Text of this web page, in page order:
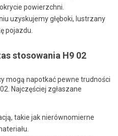
powierzchni.
uzyskujemy głęboki, lustrzany
pojazdu.
stosowania H9 02
mogą napotkać pewne trudności
Najczęściej zgłaszane
takie jak nierównomierne